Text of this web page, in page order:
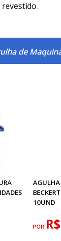
de
10UND
POR